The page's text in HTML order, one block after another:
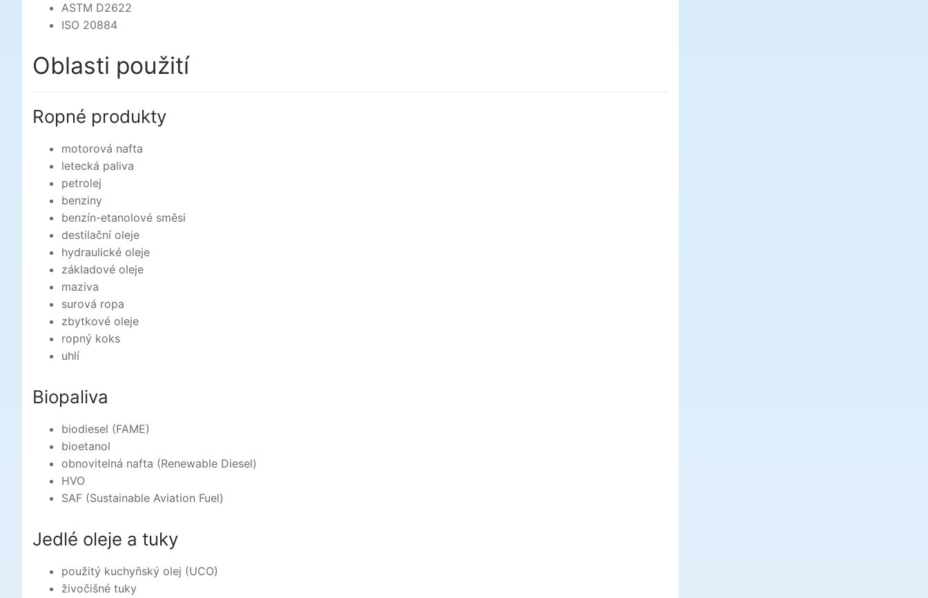
ASTM D2622
ISO 20884
Oblasti použití
Ropné produkty
motorová nafta
letecká paliva
petrolej
benziny
benzín-etanolové směsi
destilační oleje
hydraulické oleje
základové oleje
maziva
surová ropa
zbytkové oleje
ropný koks
uhlí
Biopaliva
biodiesel (FAME)
bioetanol
obnovitelná nafta (Renewable Diesel)
HVO
SAF (Sustainable Aviation Fuel)
Jedlé oleje a tuky
použitý kuchyňský olej (UCO)
živočišné tuky